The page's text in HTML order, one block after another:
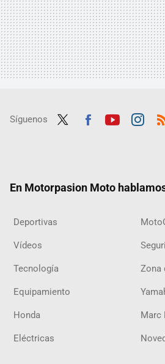
Síguenos
En Motorpasion Moto
Deportivas
Vídeos
Tecnología Zona
Equipamiento
Honda Marc
Eléctricas